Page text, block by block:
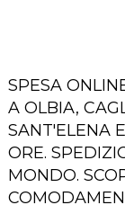
SPESA
A OLBIA,
SANT'ELENA
ORE.
MONDO.